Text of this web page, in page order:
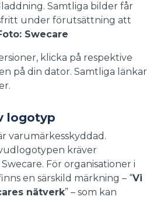
Samtliga bilder får
under förutsättning att
Swecare
klicka på respektive
på din dator. Samtliga länkar
logotyp
varumärkesskyddad.
kräver
För organisationer i
en särskild märkning – “Vi
nätverk” – som kan